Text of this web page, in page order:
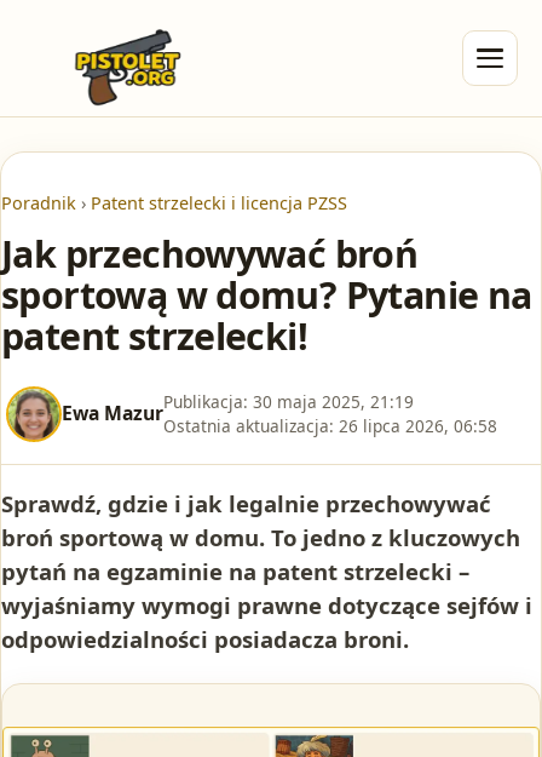
Poradnik › Patent strzelecki i licencja PZSS
Jak przechowywać broń
sportową w domu? Pytanie na
patent strzelecki!
Ewa MazurPublikacja: 30 maja 2025, 21:19
Ostatnia aktualizacja: 26 lipca 2026, 06:58
Sprawdź, gdzie i jak legalnie przechowywać
broń sportową w domu. To jedno z kluczowych
pytań na egzaminie na patent strzelecki –
wyjaśniamy wymogi prawne dotyczące sejfów i
odpowiedzialności posiadacza broni.